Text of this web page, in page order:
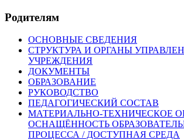
Родителям
ОСНОВНЫЕ СВЕДЕНИЯ
СТРУКТУРА И ОРГАНЫ
УЧРЕЖДЕНИЯ
ДОКУМЕНТЫ
ОБРАЗОВАНИЕ
РУКОВОДСТВО
ПЕДАГОГИЧЕСКИЙ СОСТАВ
МАТЕРИАЛЬНО-ТЕХНИЧЕСКОЕ
ОСНАЩЁННОСТЬ
ПРОЦЕССА / ДОСТУПНАЯ СРЕДА